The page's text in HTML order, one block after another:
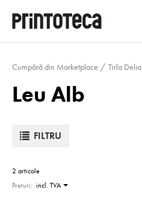
Cumpără din Marketplace Tirla Delia
Leu Alb
FILTRU
2 articole
Preturi: incl. TVA